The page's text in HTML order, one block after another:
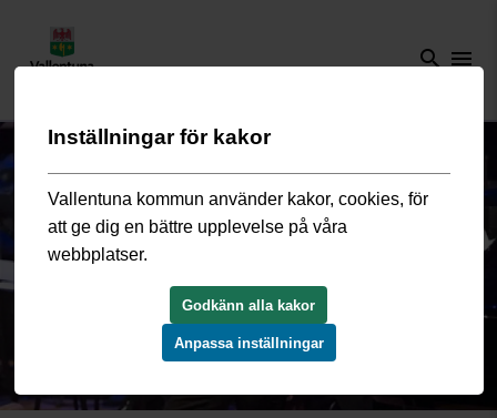
search menu
Inställningar för kakor
Vallentuna kommun använder kakor, cookies, för
att ge dig en bättre upplevelse på våra
webbplatser.
Godkänn alla kakor
Anpassa inställningar